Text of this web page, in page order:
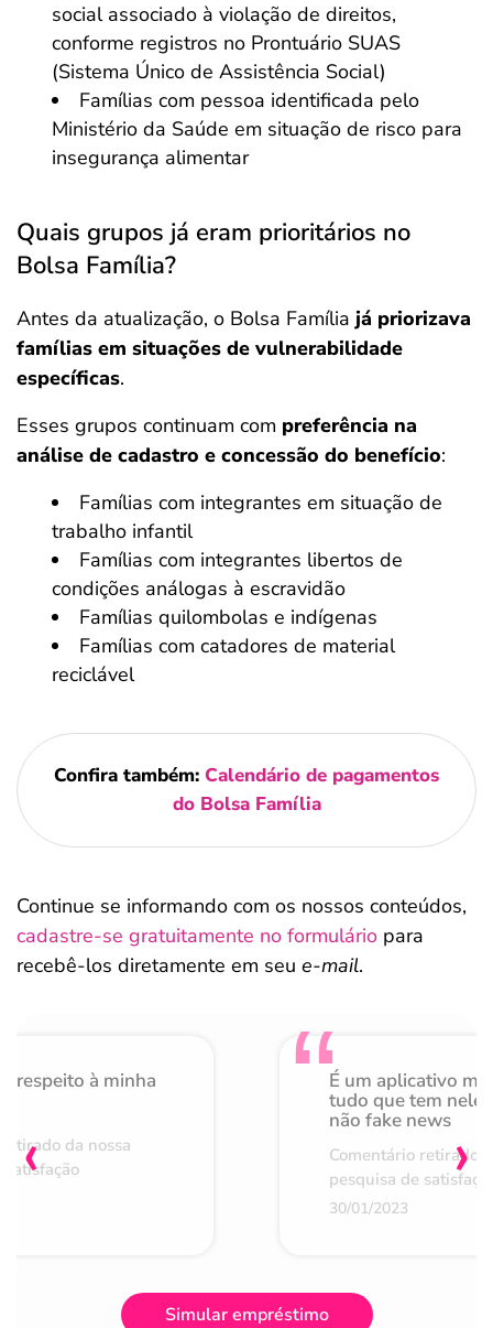
social associado à violação de direitos,
conforme registros no Prontuário SUAS
(Sistema Único de Assistência Social)
Famílias com pessoa identificada pelo
Ministério da Saúde em situação de risco para
insegurança alimentar
Quais grupos já eram prioritários no
Bolsa Família?
Antes da atualização, o Bolsa Família já priorizava
famílias em situações de vulnerabilidade
específicas.
Esses grupos continuam com preferência na
análise de cadastro e concessão do benefício:
Famílias com integrantes em situação de
trabalho infantil
Famílias com integrantes libertos de
condições análogas à escravidão
Famílias quilombolas e indígenas
Famílias com catadores de material
reciclável
Confira também: Calendário de pagamentos
do Bolsa Família
Continue se informando com os nossos conteúdos,
cadastre-se gratuitamente no formulário para
recebê-los diretamente em seu e-mail.
respeito à minha
da nossa
É um aplicativo
tudo que tem nele
não fake news
Comentário retirado
pesquisa de
30/01/2023
‹ ›
Simular empréstimo